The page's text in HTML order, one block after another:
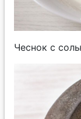
Чеснок с